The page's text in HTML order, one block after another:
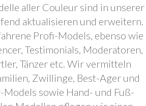
aller Couleur sind in unserer
aktualisieren und erweitern.
Profi-Models, ebenso wie
Testimonials, Moderatoren,
Tänzer etc. Wir vermitteln
Zwillinge, Best-Ager und
sowie Hand- und Fuß-